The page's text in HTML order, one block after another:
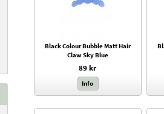
Black Colour Bubble Matt Hair
Claw Sky Blue
89 kr
Info